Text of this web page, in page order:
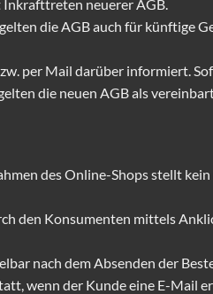
neuerer AGB.
die AGB auch für künftige
per Mail darüber informiert.
die neuen AGB als
des Online-Shops stellt
den Konsumenten mittels
nach dem Absenden der
wenn der Kunde eine E-Mail